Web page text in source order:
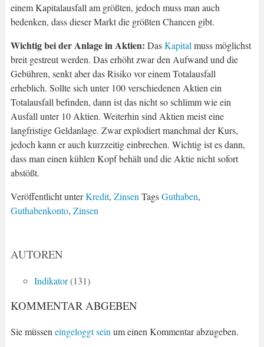
einem Kapitalausfall am größten, jedoch muss man auch
bedenken, dass dieser Markt die größten Chancen gibt.
Wichtig bei der Anlage in Aktien: DasKapital muss möglichst
breit gestreut werden. Das erhöht zwar den Aufwand und die
Gebühren, senkt aber das Risiko vor einem Totalausfall
erheblich. Sollte sich unter 100 verschiedenen Aktien ein
Totalausfall befinden, dann ist das nicht so schlimm wie ein
Ausfall unter 10 Aktien. Weiterhin sind Aktien meist eine
langfristige Geldanlage. Zwar explodiert manchmal der Kurs,
jedoch kann er auch kurzzeitig einbrechen. Wichtig ist es dann,
dass man einen kühlen Kopf behält und die Aktie nicht sofort
abstößt.
Veröffentlicht unterKredit, Zinsen TagsGuthaben,
Guthabenkonto, Zinsen
AUTOREN
Indikator(131)
KOMMENTAR ABGEBEN
Sie müsseneingeloggt seinum einen Kommentar abzugeben.